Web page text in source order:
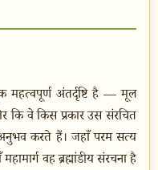
महत्वपूर्ण अंतर्दृष्टि है — मूल
कि वे किस प्रकार उस संरचित
करते हैं। जहाँ परम सत्य
वह ब्रह्मांडीय संरचना है